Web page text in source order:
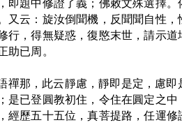
即題中修證了義；佛敕文殊選擇。
又云：旋汝倒聞機，反聞聞自性，
行，得無疑惑，復愍末世，請示道
助已周。
禪那，此云靜慮，靜即是定，慮即
是已登圓教初住，令住在圓定之中
經歷五十五位，真菩提路，任運修